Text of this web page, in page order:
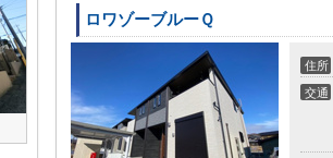
ロワゾーブルーＱ
住所
交通